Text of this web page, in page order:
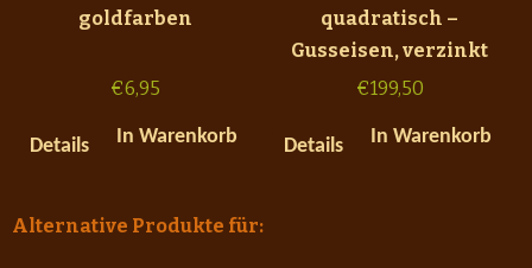
goldfarben
€6,95
Details In Warenkorb
quadratisch –
Gusseisen, verzinkt
€199,50
Details In Warenkorb
Alternative Produkte für: